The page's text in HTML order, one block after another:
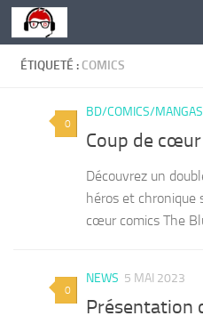
Skip to content
ÉTIQUETÉ : COMICS
0
BD/COMICS/MANGAS
Coup de
Découvrez un
héros et chronique
cœur comics The
0
NEWS 5 MAI 2023
Présentation